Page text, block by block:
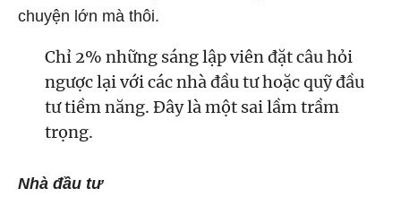
chuyện lớn mà thôi.
Chỉ 2% những sáng lập viên đặt câu hỏi
ngược lại với các nhà đầu tư hoặc quỹ đầu
tư tiềm năng. Đây là một sai lầm trầm
trọng.
Nhà đầu tư